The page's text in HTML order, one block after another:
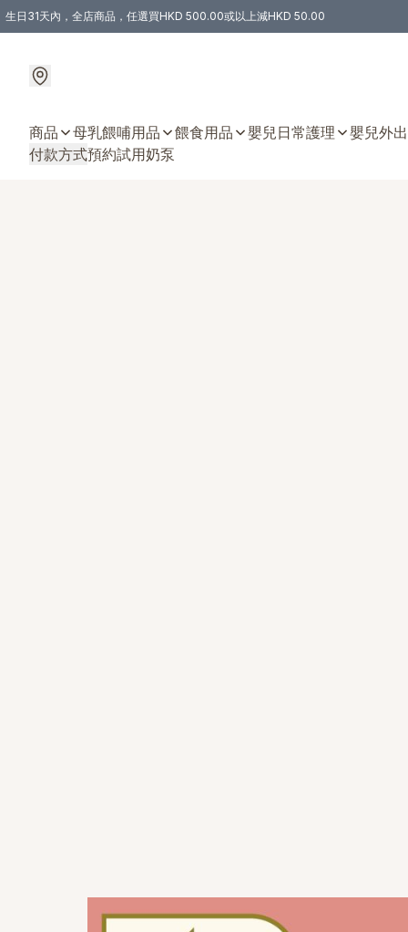
生日31天內，全店商品，任選買HKD 500.00或以上減HKD 50.00
商品 母乳餵哺用品 餵食用品 嬰兒日常護理
嬰兒外
付款方式預約試用奶泵